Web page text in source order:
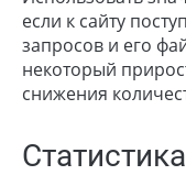
если к сайту
запросов и его
некоторый
снижения
Статистика